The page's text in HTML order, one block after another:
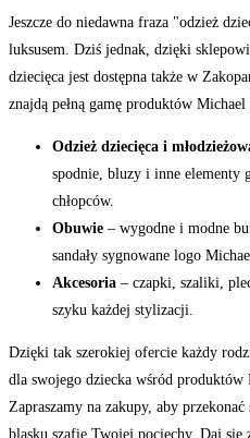
Jeszcze do niedawna fraza "odzież
luksusem. Dziś jednak, dzięki
dziecięca jest dostępna także w
znajdą pełną gamę produktów
Odzież dziecięca i
spodnie, bluzy i inne elementy
chłopców.
Obuwie – wygodne i modne
sandały sygnowane logo
Akcesoria – czapki, szaliki,
szyku każdej stylizacji.
Dzięki tak szerokiej ofercie każdy
dla swojego dziecka wśród
Zapraszamy na zakupy, aby
blasku szafie Twojej pociechy. Daj się